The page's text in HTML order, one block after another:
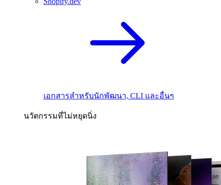
เอกสารสำหรับนักพัฒนา, CLI และอื่นๆ
นวัตกรรมที่ไม่หยุดนิ่ง